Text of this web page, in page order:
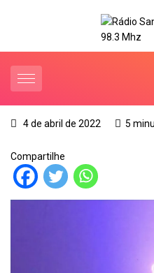
4 de abril de 2022 5
Compartilhe